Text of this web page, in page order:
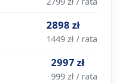
2898 zł
1449 zł / rata
2997 zł
999 zł / rata